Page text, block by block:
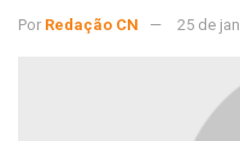
Por Redação CN 25 de